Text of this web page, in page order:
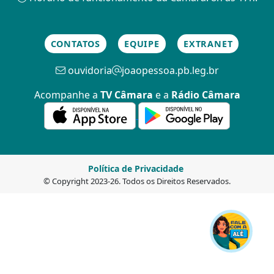
CONTATOS EQUIPE EXTRANET
ouvidoria
joaopessoa.pb.leg.br
Acompanhe a TV Câmara e a Rádio Câmara
© Copyright 2023-26. Todos os Direitos Reservados.
Política de Privacidade